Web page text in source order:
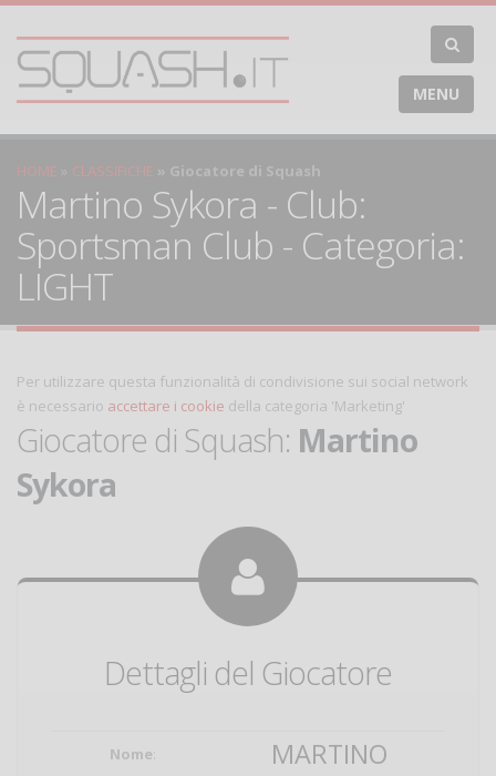
MENU
HOME CLASSIFICHE Giocatore di Squash
Martino Sykora - Club:
Sportsman Club - Categoria:
LIGHT
Per utilizzare questa funzionalità di condivisione sui social network
è necessario accettare i cookie della categoria 'Marketing'
Giocatore di Squash: Martino
Sykora
Dettagli del Giocatore
Nome: MARTINO